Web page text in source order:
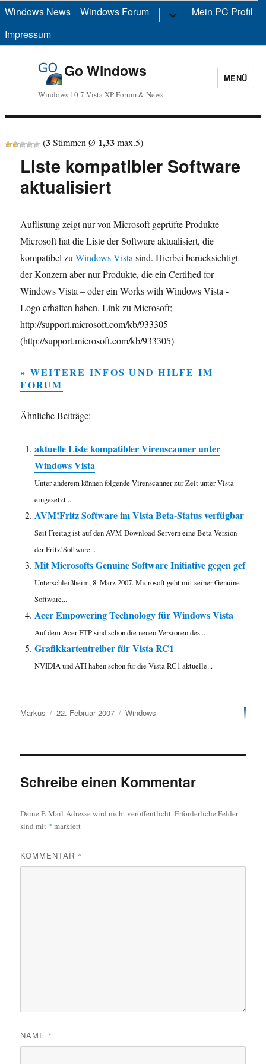
Windows News Windows Forum Untermenü
anzeigen
Mein PC Profil
Impressum
Go Windows
Windows 10 7 Vista XP Forum & News
MENÜ
(3Stimmen Ø 1,33max.5)
Liste kompatibler Software
aktualisiert
Auflistung zeigt nur von Microsoft geprüfte Produkte
Microsoft hat die Liste der Software aktualisiert, die
kompatibel zuWindows Vistasind. Hierbei berücksichtigt
der Konzern aber nur Produkte, die ein Certified for
Windows Vista – oder ein Works with Windows Vista -
Logo erhalten haben. Link zu Microsoft;
http://support.microsoft.com/kb/933305
(http://support.microsoft.com/kb/933305)
» WEITERE INFOS UND HILFE IM
FORUM
Ähnliche Beiträge:
aktuelle Liste kompatibler Virenscanner unter
Windows Vista
Unter anderem können folgende Virenscanner zur Zeit unter Vista
eingesetzt...
AVM!Fritz Software im Vista Beta-Status verfügbar
Seit Freitag ist auf den AVM-Download-Servern eine Beta-Version
der Fritz!Software...
Mit Microsofts Genuine Software Initiative gegen gef
Unterschleißheim, 8. März 2007. Microsoft geht mit seiner Genuine
Software...
Acer Empowering Technology für Windows Vista
Auf dem Acer FTP sind schon die neuen Versionen des...
Grafikkartentreiber für Vista RC1
NVIDIA und ATI haben schon für die Vista RC1 aktuelle...
Autor
Markus
Veröffentlicht
22. Februar 2007 Kategorien
Windows
Schreibe einen Kommentar
Deine E-Mail-Adresse wird nicht veröffentlicht.Erforderliche Felder
sind mit * markiert
KOMMENTAR *
NAME *